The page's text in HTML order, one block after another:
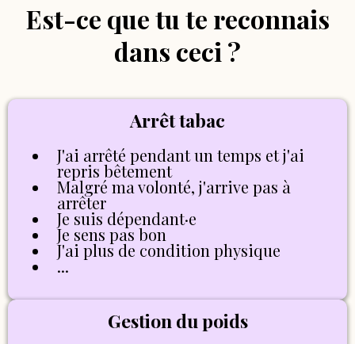
Est-ce que tu te reconnais
dans ceci ?
Arrêt tabac
J'ai arrêté pendant un temps et j'ai
repris bêtement
Malgré ma volonté, j'arrive pas à
arrêter
Je suis dépendant·e
Je sens pas bon
J'ai plus de condition physique
...
Gestion du poids